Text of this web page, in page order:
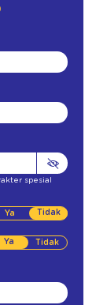
spesial
Tidak
Ya